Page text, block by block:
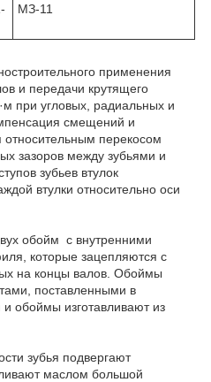
МЗ-11
применения
и передачи крутящего
при угловых, радиальных и
смещений и
относительным перекосом
зазоров между зубьями и
зубьев втулок
втулки относительно оси
обойм с внутренними
которые зацепляются с
на концы валов. Обоймы
поставленными в
и обоймы изготавливают из
зубья подвергают
маслом большой